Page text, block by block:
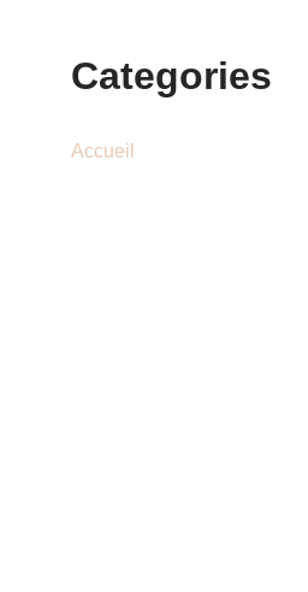
Categories
Accueil